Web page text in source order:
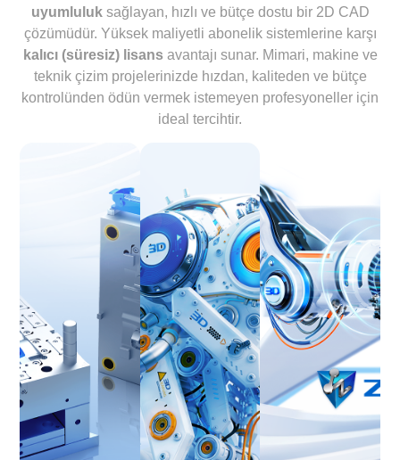
uyumluluksağlayan, hızlı ve bütçe dostu bir 2D CAD
çözümüdür. Yüksek maliyetli abonelik sistemlerine karşı
kalıcı (süresiz) lisans avantajı sunar. Mimari, makine ve
teknik çizim projelerinizde hızdan, kaliteden ve bütçe
kontrolünden ödün vermek istemeyen profesyoneller için
ideal tercihtir.